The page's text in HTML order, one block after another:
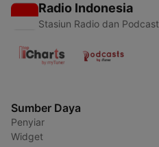
Radio Indonesia
Stasiun Radio dan Podcast
Sumber Daya
Penyiar
Widget